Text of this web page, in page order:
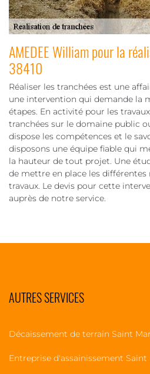
AMEDEE William pour la
38410
Réaliser les tranchées est une
une intervention qui demande la
étapes. En activité pour les
tranchées sur le domaine public
dispose les compétences et le
disposons une équipe fiable qui
la hauteur de tout projet. Une
de mettre en place les
travaux. Le devis pour cette
auprès de notre service.
AUTRES SERVICES
Décaissement de terrain Saint
Entreprise d'assainissement